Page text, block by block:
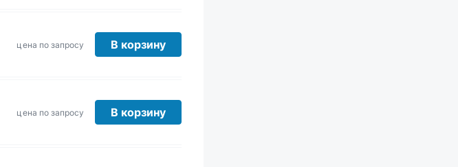
цена по запросу В корзину
цена по запросу В корзину